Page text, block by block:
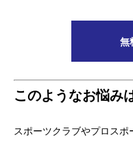
無
このようなお悩み
スポーツクラブやプロス